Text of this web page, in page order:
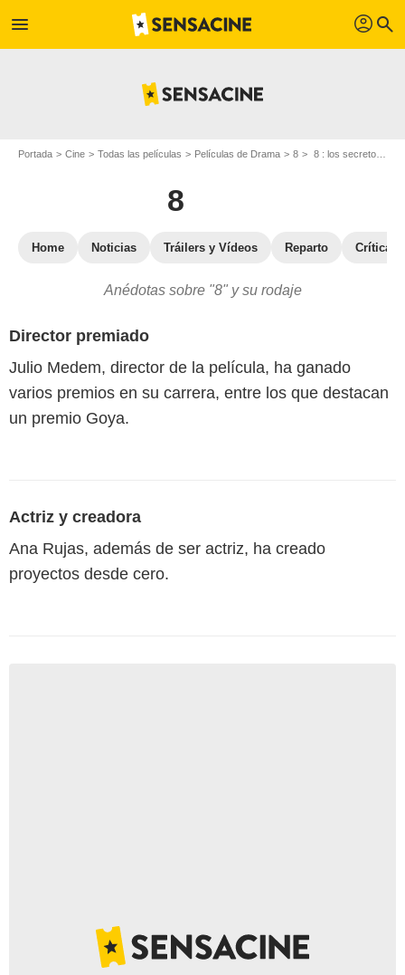
menu profil search
Portada Cine Todas las películas Películas de Drama 8 8 : los secretos del rodaje
8
Home Noticias Tráilers y Vídeos Reparto Críticas
Anédotas sobre "8" y su rodaje
Director premiado
Julio Medem, director de la película, ha ganado
varios premios en su carrera, entre los que destacan
un premio Goya.
Actriz y creadora
Ana Rujas, además de ser actriz, ha creado
proyectos desde cero.